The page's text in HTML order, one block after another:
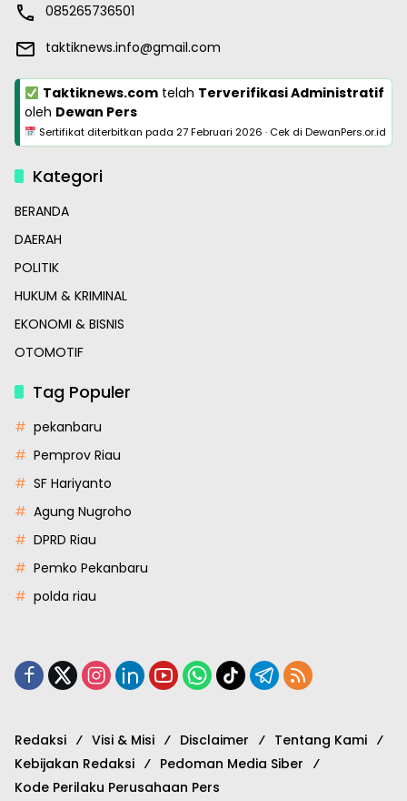
085265736501
taktiknews.info@gmail.com
Taktiknews.comtelah Terverifikasi Administratif
oleh Dewan Pers
Sertifikat diterbitkan pada 27 Februari 2026 · Cek di DewanPers.or.id
Kategori
BERANDA
DAERAH
POLITIK
HUKUM & KRIMINAL
EKONOMI & BISNIS
OTOMOTIF
Tag Populer
pekanbaru
Pemprov Riau
SF Hariyanto
Agung Nugroho
DPRD Riau
Pemko Pekanbaru
polda riau
Redaksi Visi & Misi Disclaimer
Tentang Kami
Kebijakan Redaksi
Pedoman Media Siber
Kode Perilaku Perusahaan Pers